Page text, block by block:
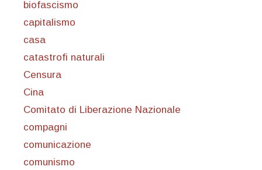
biofascismo
capitalismo
casa
catastrofi naturali
Censura
Cina
Comitato di Liberazione Nazionale
compagni
comunicazione
comunismo